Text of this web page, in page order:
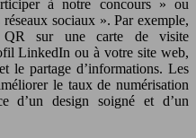
à notre concours » ou
sociaux ». Par exemple,
sur une carte de visite
LinkedIn ou à votre site web,
le partage d’informations. Les
le taux de numérisation
d’un design soigné et d’un